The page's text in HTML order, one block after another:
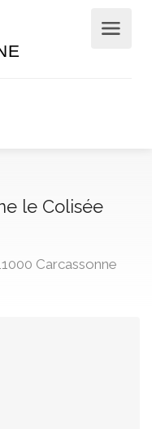
le Colisée
Carcassonne